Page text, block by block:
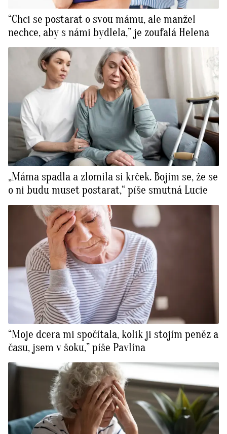
“Chci se postarat o svou mámu, ale manžel
nechce, aby s námi bydlela,” je zoufalá Helena
„Máma spadla a zlomila si krček. Bojím se, že se
o ni budu muset postarat,“ píše smutná Lucie
“Moje dcera mi spočítala, kolik ji stojím peněz a
času, jsem v šoku,” píše Pavlína